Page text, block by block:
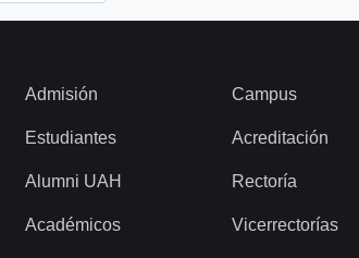
Admisión
Estudiantes
Alumni UAH
Académicos
Campus
Acreditación
Rectoría
Vicerrectorías